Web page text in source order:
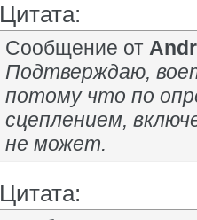
Цитата:
Сообщение от
Подтверждаю,
потому что по
сцеплением,
не может.
Цитата: